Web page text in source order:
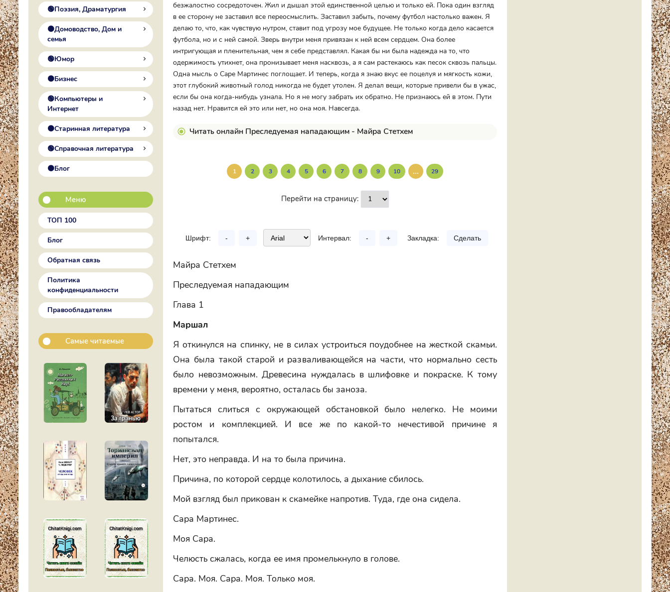
🟢Поэзия, Драматургия
🟠Домоводство, Дом и
семья
🟢Юмор
🟠Бизнес
🟢Компьютеры и
Интернет
🟠Старинная литература
🟢Справочная литература
🟠Блог
Меню
ТОП 100
Блог
Обратная связь
Политика
конфиденциальности
Правообладателям
Самые читаемые
безжалостно сосредоточен. Жил и дышал этой единственной целью и только ей. Пока один взгляд
в ее сторону не заставил все переосмыслить. Заставил забыть, почему футбол настолько важен. Я
делаю то, что, как чувствую нутром, ставит под угрозу мое будущее. Не только когда дело касается
футбола, но и с ней самой. Зверь внутри меня привязан к ней всем сердцем. Она более
интригующая и пленительная, чем я себе представлял. Какая бы ни была надежда на то, что
одержимость утихнет, она пронизывает меня насквозь, а я сам растекаюсь как песок сквозь пальцы.
Одна мысль о Саре Мартинес поглощает. И теперь, когда я знаю вкус ее поцелуя и мягкость кожи,
этот глубокий животный голод никогда не будет утолен. Я делал вещи, которые привели бы в ужас,
если бы она когда-нибудь узнала. Но я не могу забрать их обратно. Не признаюсь ей в этом. Пути
назад нет. Нравится ей это или нет, но она моя. Навсегда.
Читать онлайн Преследуемая нападающим - Майра Стетхем
1 2 3 4 5 6 7 8 9 10 ... 29
Перейти на страницу:
Шрифт: - + Интервал: - + Закладка: Сделать
Майра Стетхем
Преследуемая нападающим
Глава 1
Маршал
Я откинулся на спинку, не в силах устроиться поудобнее на жесткой скамьи.
Она была такой старой и разваливающейся на части, что нормально сесть
было невозможным. Древесина нуждалась в шлифовке и покраске. К тому
времени у меня, вероятно, осталась бы заноза.
Пытаться слиться с окружающей обстановкой было нелегко. Не моими
ростом и комплекцией. И все же по какой-то нечестивой причине я
попытался.
Нет, это неправда. И на то была причина.
Причина, по которой сердце колотилось, а дыхание сбилось.
Мой взгляд был прикован к скамейке напротив. Туда, где она сидела.
Сара Мартинес.
Моя Сара.
Челюсть сжалась, когда ее имя промелькнуло в голове.
Сара. Моя. Сара. Моя. Только моя.